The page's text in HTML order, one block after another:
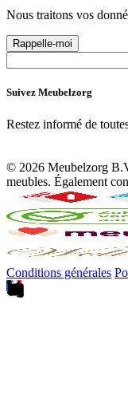
Nous traitons vos
Rappelle-moi
Suivez Meubelzorg
Restez informé de
© 2026 Meubelzorg
meubles. Également
Conditions générales